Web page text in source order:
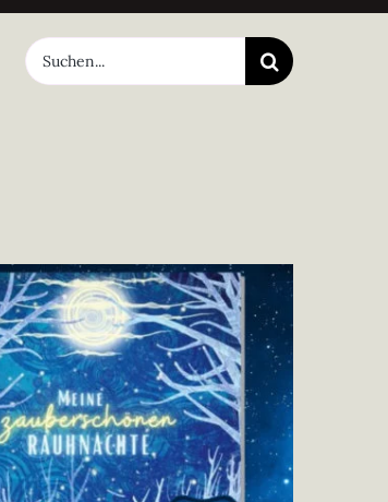
Suche
nach: